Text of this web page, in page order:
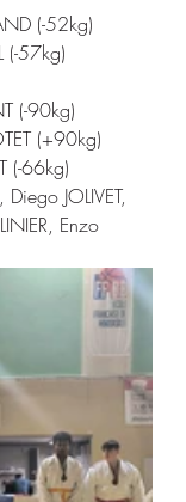
(-52kg)
(-57kg)
(-90kg)
(+90kg)
(-66kg)
JOLIVET,
Enzo